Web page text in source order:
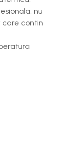
nu
care contin